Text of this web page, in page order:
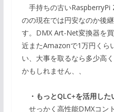
手持ちの古いRaspberryPi
のの現在では円安なのか後
す。DMX Art-Net変換器を
近またAmazonで1万円くら
い、大事を取るなら多少高
かもしれません、、
・もっとQLC+を活用した
せっかく高性能DMXコン